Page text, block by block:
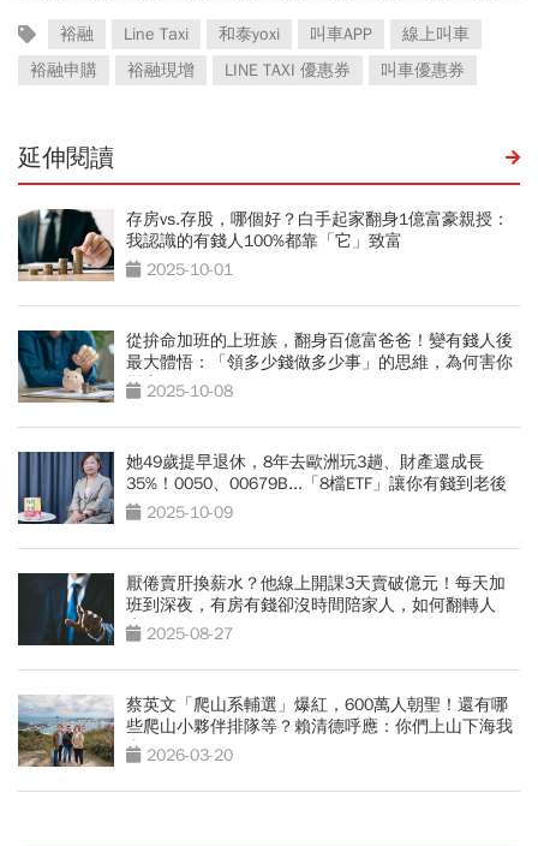
裕融 Line Taxi 和泰yoxi 叫車APP
線上叫車
裕融申購
裕融現增 LINE TAXI 優惠券 叫車優惠券
延伸閱讀
存房vs.存股，哪個好？白手起家翻身1億富豪親授：
我認識的有錢人100%都靠「它」致富
2025-10-01
從拚命加班的上班族，翻身百億富爸爸！變有錢人後
最大體悟：「領多少錢做多少事」的思維，為何害你
變窮？
2025-10-08
她49歲提早退休，8年去歐洲玩3趟、財產還成長
35%！0050、00679B...「8檔ETF」讓你有錢到老後
2025-10-09
厭倦賣肝換薪水？他線上開課3天賣破億元！每天加
班到深夜，有房有錢卻沒時間陪家人，如何翻轉人
生？2025-08-27
蔡英文「爬山系輔選」爆紅，600萬人朝聖！還有哪
些爬山小夥伴排隊等？賴清德呼應：你們上山下海我
來 2026-03-20